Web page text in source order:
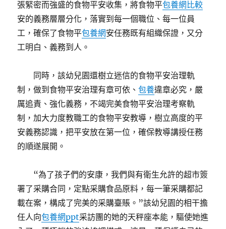
張緊密而強盛的食物平安收集，將食物平包養網比較
安的義務層層分化，落實到每一個職位、每一位員
工，確保了食物平包養網安任務既有組織保證，又分
工明白、義務到人。
同時，該幼兒園還樹立迷信的食物平安治理軌
制，做到食物平安治理有章可依、包養違章必究，嚴
厲追責、強化義務，不竭完美食物平安治理考察軌
制，加大力度教職工的食物平安教導，樹立高度的平
安義務認識，把平安放在第一位，確保教導講授任務
的順遂展開。
“為了孩子們的安康，我們與有衛生允許的超市簽
署了采購合同，定點采購食品原料，每一筆采購都記
載在案，構成了完美的采購臺賬。”該幼兒園的相干擔
任人向包養網ppt采訪團的她的天秤座本能，驅使她進